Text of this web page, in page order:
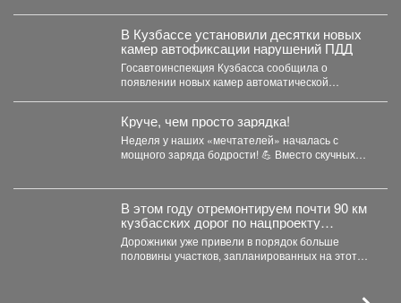
В Кузбассе установили десятки новых
камер автофиксации нарушений ПДД
Госавтоинспекция Кузбасса сообщила о
появлении новых камер автоматической
Круче, чем просто зарядка!
Неделя у наших «мечтателей» началась с
мощного заряда бодрости! 💪 Вместо скучных
В этом году отремонтируем почти 90 км
кузбасских дорог по нацпроекту
«Инфраструктура для жизни», который
инициировал наш Президент Владимир
Владимирович Путин.
Дорожники уже привели в порядок больше
половины участков, запланированных на этот